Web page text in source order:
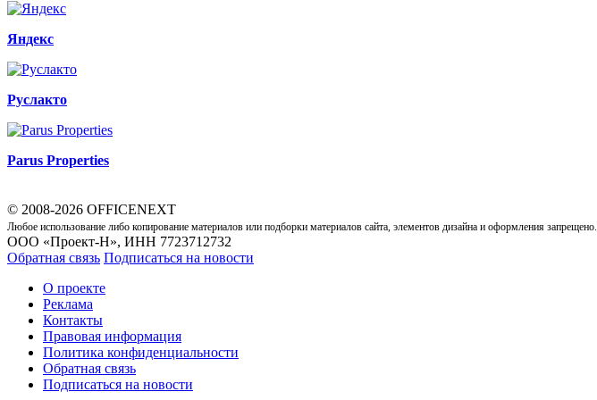
Яндекс
Руслакто
Parus Properties
© 2008-2026 OFFICENEXT
Любое использование либо копирование материалов или подборки материалов сайта, элементов дизайна и оформления запрещено.
ООО «Проект-Н», ИНН 7723712732
Обратная связь Подписаться на новости
О проекте
Реклама
Контакты
Правовая информация
Политика конфиденциальности
Обратная связь
Подписаться на новости